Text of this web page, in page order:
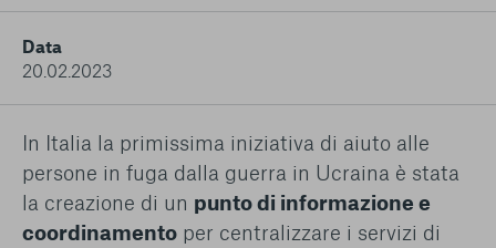
Cookies di marketing
Data
20.02.2023
In Italia la primissima iniziativa di aiuto alle
persone in fuga dalla guerra in Ucraina è stata
la creazione di un punto di informazione e
coordinamento per centralizzare i servizi di